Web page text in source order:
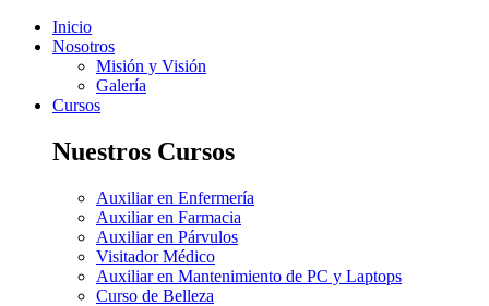
Inicio
Nosotros
Misión y Visión
Galería
Cursos
Nuestros Cursos
Auxiliar en Enfermería
Auxiliar en Farmacia
Auxiliar en Párvulos
Visitador Médico
Auxiliar en Mantenimiento de PC y Laptops
Curso de Belleza